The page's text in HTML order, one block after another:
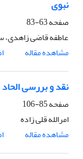
نبوی
صفحه63-83
عاطفه قاضی زاهدی،
مشاهده مقاله
نقد و بررسی
صفحه85-106
امرالله قلی زاده
مشاهده مقاله